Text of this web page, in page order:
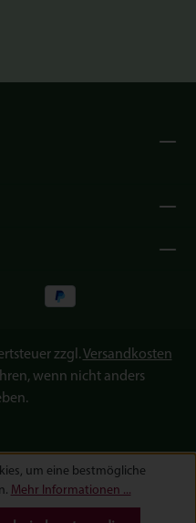
zzgl. Versandkosten
wenn nicht anders
um eine bestmögliche
Mehr Informationen ...